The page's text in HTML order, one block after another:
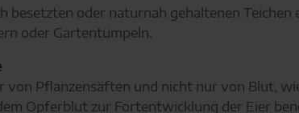
besetzten oder naturnah gehaltenen
oder Gartentümpeln.
von Pflanzensäften und nicht nur von Blut,
Opferblut zur Fortentwicklung der Eier